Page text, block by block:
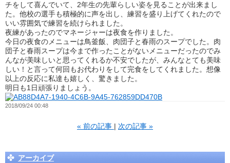
チをして喜んでいて、2年生の先輩らしい姿を見ることが出来まし
た。他校の選手も積極的に声を出し、練習を盛り上げてくれたので
いい雰囲気で練習を続けられました。
夜練があったのでマネージャーは夜食を作りました。
今日の夜食のメニューは鳥釜飯、肉団子と春雨のスープでした。肉
団子と春雨スープは今まで作ったことがないメニューだったのでみ
んなが美味しいと思ってくれるか不安でしたが、みんなとても美味
しい！と言って何回もお代わりをして完食をしてくれました。想像
以上の反応に私達も嬉しく、驚きました。
明日も1日頑張りましょう。
2018/09/24 00:48
« 前の記事 次の記事 »
アーカイブ